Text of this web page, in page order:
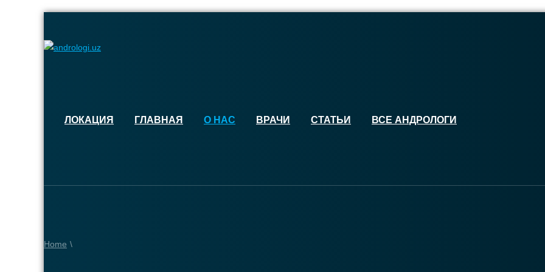
ЛОКАЦИЯ ГЛАВНАЯ О НАС ВРАЧИ СТАТЬИ ВСЕ АНДРОЛОГИ
Home \